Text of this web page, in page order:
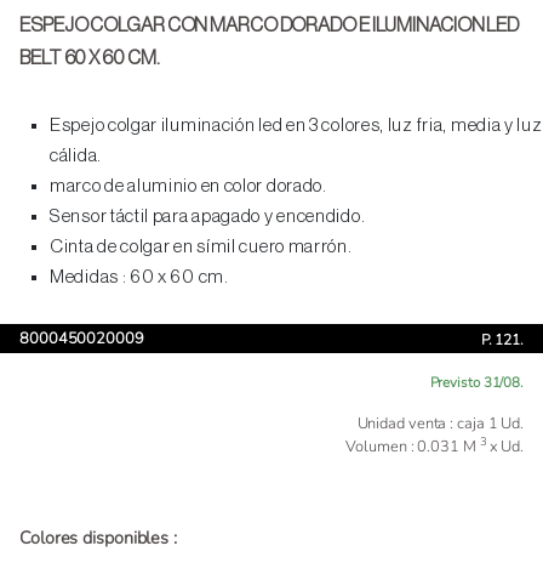
ESPEJO COLGAR CON MARCO DORADO E ILUMINACION LED
BELT 60 X 60 CM.
Espejo colgar iluminación led en 3 colores, luz fria, media y luz
cálida.
marco de aluminio en color dorado.
Sensor táctil para apagado y encendido.
Cinta de colgar en símil cuero marrón.
Medidas : 60 x 60 cm.
8000450020009 P. 121.
Previsto 31/08.
Unidad venta : caja 1 Ud.
Volumen : 0.031 M 3 x Ud.
Colores disponibles :